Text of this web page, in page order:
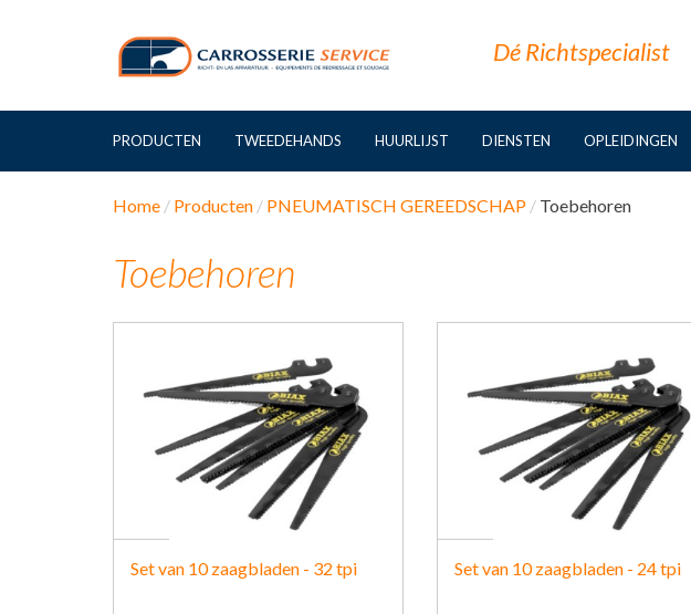
Dé Richtspecialist
PRODUCTEN TWEEDEHANDS HUURLIJST DIENSTEN OPLEIDINGEN
Home Producten PNEUMATISCH GEREEDSCHAP Toebehoren
Toebehoren
Set van 10 zaagbladen - 32 tpi Set van 10 zaagbladen - 24 tpi